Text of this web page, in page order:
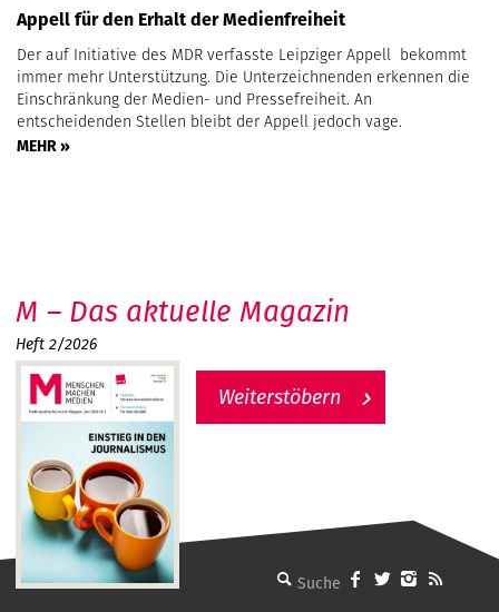
Appell für den Erhalt der Medienfreiheit
Der auf Initiative des MDR verfasste Leipziger Appell bekommt
immer mehr Unterstützung. Die Unterzeichnenden erkennen die
Einschränkung der Medien- und Pressefreiheit. An
entscheidenden Stellen bleibt der Appell jedoch vage.
MEHR »
MMM - Menschen machen Medien
M – Das aktuelle Magazin
Heft 2/2026
Weiterstöbern